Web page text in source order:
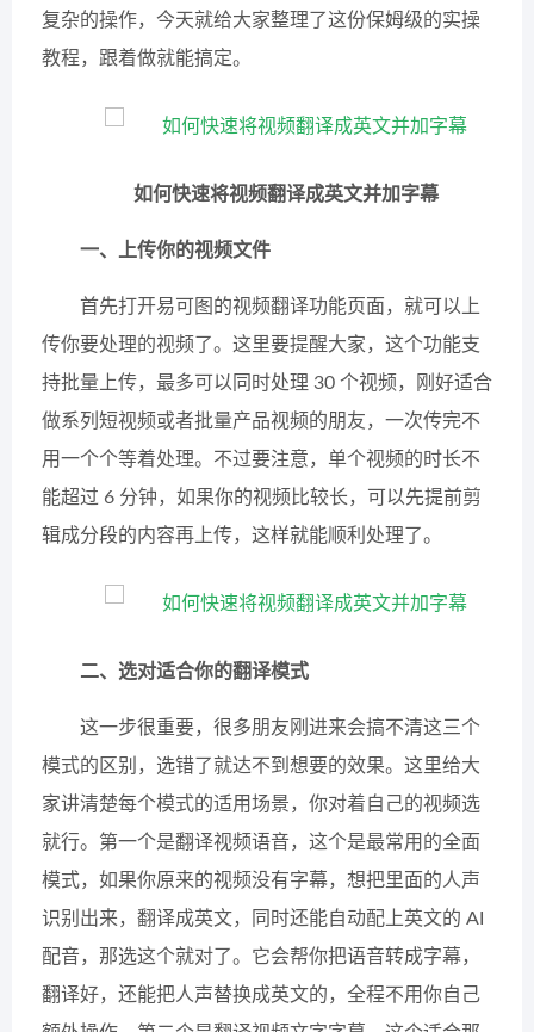
复杂的操作，今天就给大家整理了这份保姆级的实操
教程，跟着做就能搞定。
如何快速将视频翻译成英文并加字幕
一、上传你的视频文件
首先打开易可图的视频翻译功能页面，就可以上
传你要处理的视频了。这里要提醒大家，这个功能支
持批量上传，最多可以同时处理 30 个视频，刚好适合
做系列短视频或者批量产品视频的朋友，一次传完不
用一个个等着处理。不过要注意，单个视频的时长不
能超过 6 分钟，如果你的视频比较长，可以先提前剪
辑成分段的内容再上传，这样就能顺利处理了。
二、选对适合你的翻译模式
这一步很重要，很多朋友刚进来会搞不清这三个
模式的区别，选错了就达不到想要的效果。这里给大
家讲清楚每个模式的适用场景，你对着自己的视频选
就行。第一个是翻译视频语音，这个是最常用的全面
模式，如果你原来的视频没有字幕，想把里面的人声
识别出来，翻译成英文，同时还能自动配上英文的 AI
配音，那选这个就对了。它会帮你把语音转成字幕，
翻译好，还能把人声替换成英文的，全程不用你自己